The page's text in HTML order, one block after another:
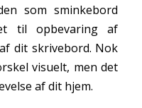
som sminkebord
til opbevaring af
dit skrivebord. Nok
visuelt, men det
af dit hjem.